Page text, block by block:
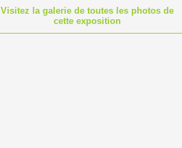
Visitez la galerie de toutes les photos de
cette exposition